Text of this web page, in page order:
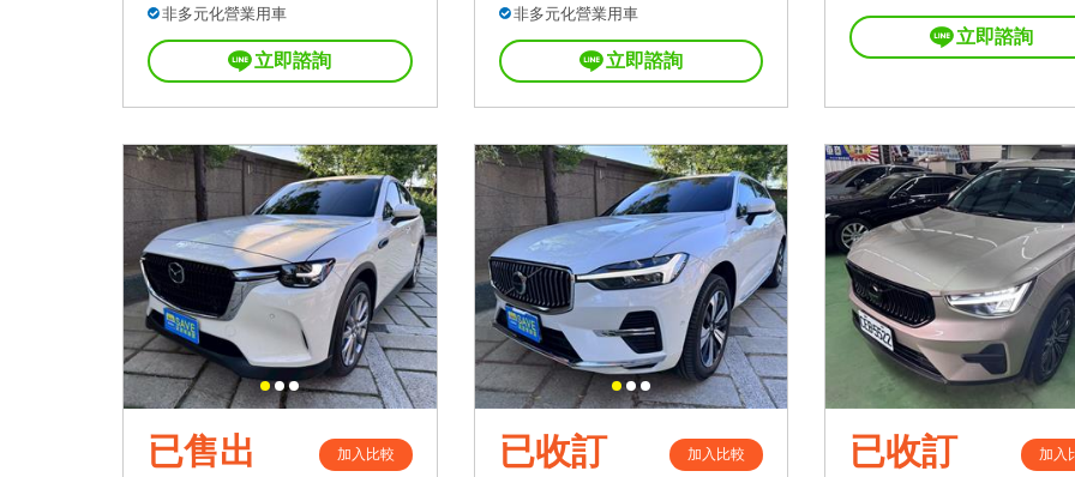
非多元化營業用車
立即諮詢
非多元化營業用車
立即諮詢
立即諮詢
已售出 加入比較 已收訂 加入比較 已收訂 加入